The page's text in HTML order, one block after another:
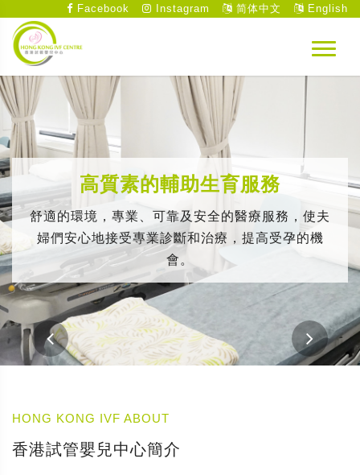
Facebook Instagram 简体中文 English
高質素的輔助生育服務
舒適的環境，專業、可靠及安全的醫療服務，使夫
婦們安心地接受專業診斷和治療，提高受孕的機
會。
HONG KONG IVF ABOUT
香港試管嬰兒中心簡介